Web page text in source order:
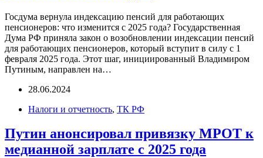
Госдума вернула индексацию пенсий для работающих
пенсионеров: что изменится с 2025 года? Государственная
Дума РФ приняла закон о возобновлении индексации пенсий
для работающих пенсионеров, который вступит в силу с 1
февраля 2025 года. Этот шаг, инициированный Владимиром
Путиным, направлен на…
28.06.2024
Налоги и отчетность, ТК РФ
Путин анонсировал привязку МРОТ к
медианной зарплате с 2025 года